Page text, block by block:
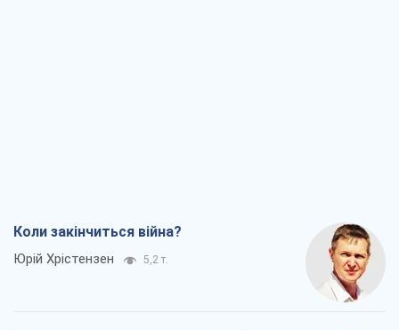
Коли закінчиться війна?
Юрій Хрістензен 5,2 т.